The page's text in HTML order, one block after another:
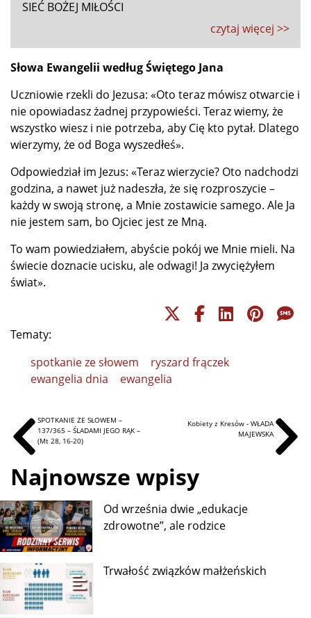
SIEĆ BOŻEJ MIŁOŚCI
czytaj więcej >>
Słowa Ewangelii według Świętego Jana
Uczniowie rzekli do Jezusa: «Oto teraz mówisz otwarcie i
nie opowiadasz żadnej przypowieści. Teraz wiemy, że
wszystko wiesz i nie potrzeba, aby Cię kto pytał. Dlatego
wierzymy, że od Boga wyszedłeś».
Odpowiedział im Jezus: «Teraz wierzycie? Oto nadchodzi
godzina, a nawet już nadeszła, że się rozproszycie –
każdy w swoją stronę, a Mnie zostawicie samego. Ale Ja
nie jestem sam, bo Ojciec jest ze Mną.
To wam powiedziałem, abyście pokój we Mnie mieli. Na
świecie doznacie ucisku, ale odwagi! Ja zwyciężyłem
świat».
Tematy:
spotkanie ze słowem
ryszard frączek
ewangelia dnia
ewangelia
SPOTKANIE ZE SŁOWEM –
137/365 – ŚLADAMI JEGO RĄK –
(Mt 28, 16-20)
Kobiety z Kresów - WŁADA
MAJEWSKA
Najnowsze wpisy
Od września dwie „edukacje
zdrowotne”, ale rodzice
Trwałość związków małżeńskich